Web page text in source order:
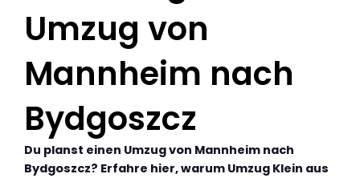
Umzug von
Mannheim nach
Bydgoszcz
Du planst einen Umzug von Mannheim nach
Bydgoszcz? Erfahre hier, warum Umzug Klein aus